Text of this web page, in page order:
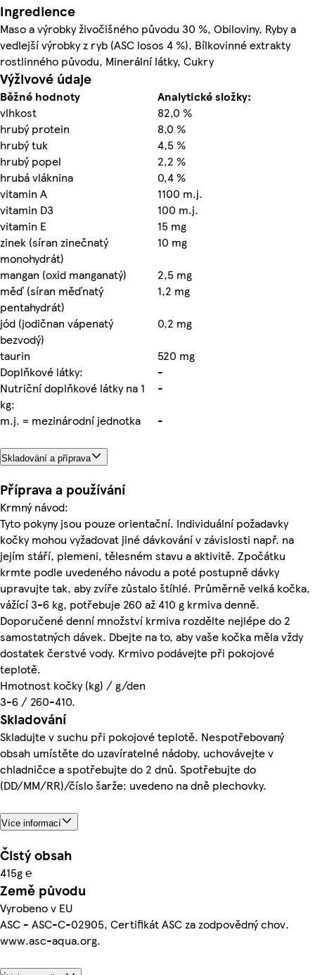
Ingredience
Maso a výrobky živočišného původu 30 %, Obiloviny, Ryby a
vedlejší výrobky z ryb (ASC losos 4 %), Bílkovinné extrakty
rostlinného původu, Minerální látky, Cukry
Výživové údaje
Běžné hodnoty
Analytické složky:
vlhkost
82,0 %
hrubý protein
8,0 %
hrubý tuk
4,5 %
hrubý popel
2,2 %
hrubá vláknina
0,4 %
vitamin A
1100 m.j.
vitamin D3
100 m.j.
vitamin E
15 mg
zinek (síran zinečnatý
monohydrát)
10 mg
mangan (oxid manganatý)
2,5 mg
měď (síran měďnatý
pentahydrát)
1,2 mg
jód (jodičnan vápenatý
bezvodý)
0,2 mg
taurin
520 mg
Doplňkové látky:
-
Nutriční doplňkové látky na 1
kg:
-
m.j. = mezinárodní jednotka
-
Skladování a příprava
Příprava a používání
Krmný návod:
Tyto pokyny jsou pouze orientační. Individuální požadavky
kočky mohou vyžadovat jiné dávkování v závislosti např. na
jejím stáří, plemeni, tělesném stavu a aktivitě. Zpočátku
krmte podle uvedeného návodu a poté postupně dávky
upravujte tak, aby zvíře zůstalo štíhlé. Průměrně velká kočka,
vážící 3-6 kg, potřebuje 260 až 410 g krmiva denně.
Doporučené denní množství krmiva rozdělte nejlépe do 2
samostatných dávek. Dbejte na to, aby vaše kočka měla vždy
dostatek čerstvé vody. Krmivo podávejte při pokojové
teplotě.
Hmotnost kočky (kg) / g/den
3-6 / 260-410.
Skladování
Skladujte v suchu při pokojové teplotě. Nespotřebovaný
obsah umístěte do uzavíratelné nádoby, uchovávejte v
chladničce a spotřebujte do 2 dnů. Spotřebujte do
(DD/MM/RR)/číslo šarže: uvedeno na dně plechovky.
Více informací
Čistý obsah
415g ℮
Země původu
Vyrobeno v EU
ASC - ASC-C-02905, Certifikát ASC za zodpovědný chov.
www.asc-aqua.org.